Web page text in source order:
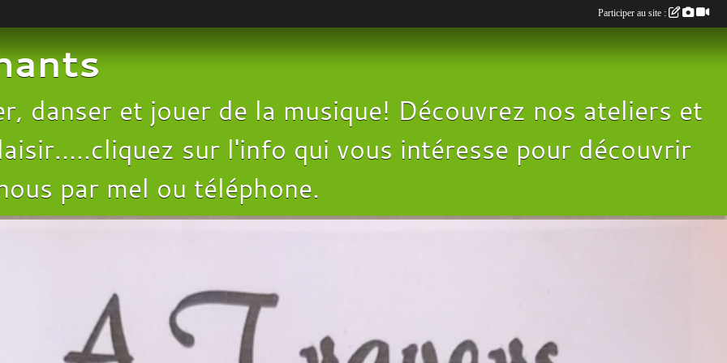
danser et jouer de la musique! Découvrez nos ateliers et
sur l'info qui vous intéresse pour découvrir
par mel ou téléphone.
Participer au site :